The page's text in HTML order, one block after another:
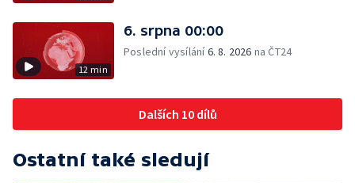
12 min
6. srpna 00:00
Poslední vysílání6. 8. 2026 na ČT24
Dalších 10 dílů
Ostatní také sledují